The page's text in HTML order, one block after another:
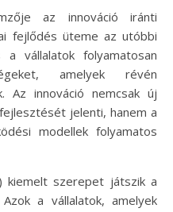
az innováció iránti
fejlődés üteme az utóbbi
vállalatok folyamatosan
amelyek révén
Az innováció nemcsak új
jelenti, hanem a
modellek folyamatos
kiemelt szerepet játszik a
a vállalatok, amelyek